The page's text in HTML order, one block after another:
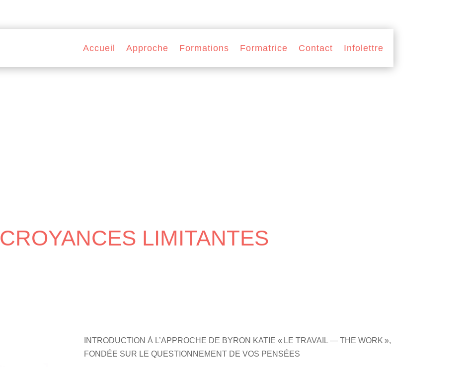
Accueil Approche Formations Formatrice Contact Infolettre
CROYANCES LIMITANTES
INTRODUCTION À L’APPROCHE DE BYRON KATIE « LE TRAVAIL — THE WORK »,
FONDÉE SUR LE QUESTIONNEMENT DE VOS PENSÉES